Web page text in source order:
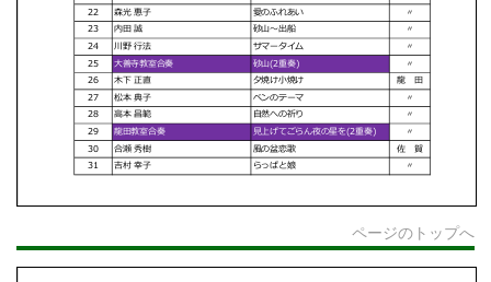
ページのトップへ